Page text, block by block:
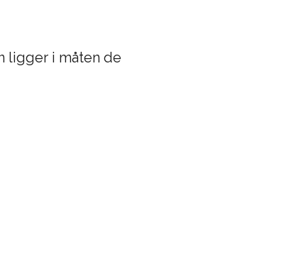
ligger i måten de